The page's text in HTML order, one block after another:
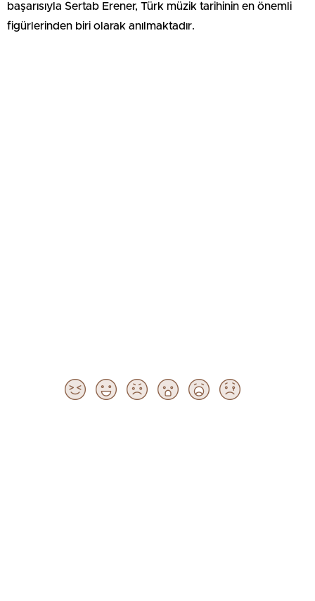
başarısıyla Sertab Erener, Türk müzik tarihinin en önemli
figürlerinden biri olarak anılmaktadır.